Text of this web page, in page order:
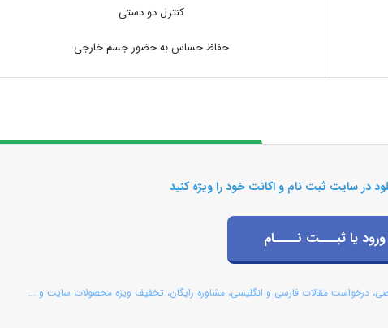
کنترل دو دستی
حفاظ حساس به حضور جسم خارجی
در سایت ثبت نام و اکانت خود را ویژه کنید
ورود یا ثبـــت نــــام
درخواست مقالات فارسی و انگلیسی، مشاوره رایگان، تخفیف ویژه محصولات سایت و ...